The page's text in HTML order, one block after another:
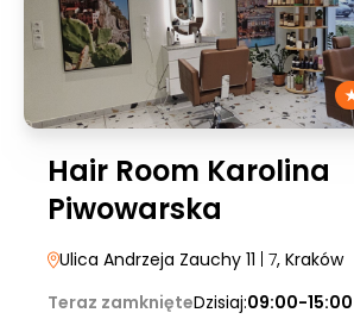
Hair Room Karolina
Piwowarska
Ulica Andrzeja Zauchy 11 | 7, Kraków
Teraz zamknięteDzisiaj:09:00-15:00